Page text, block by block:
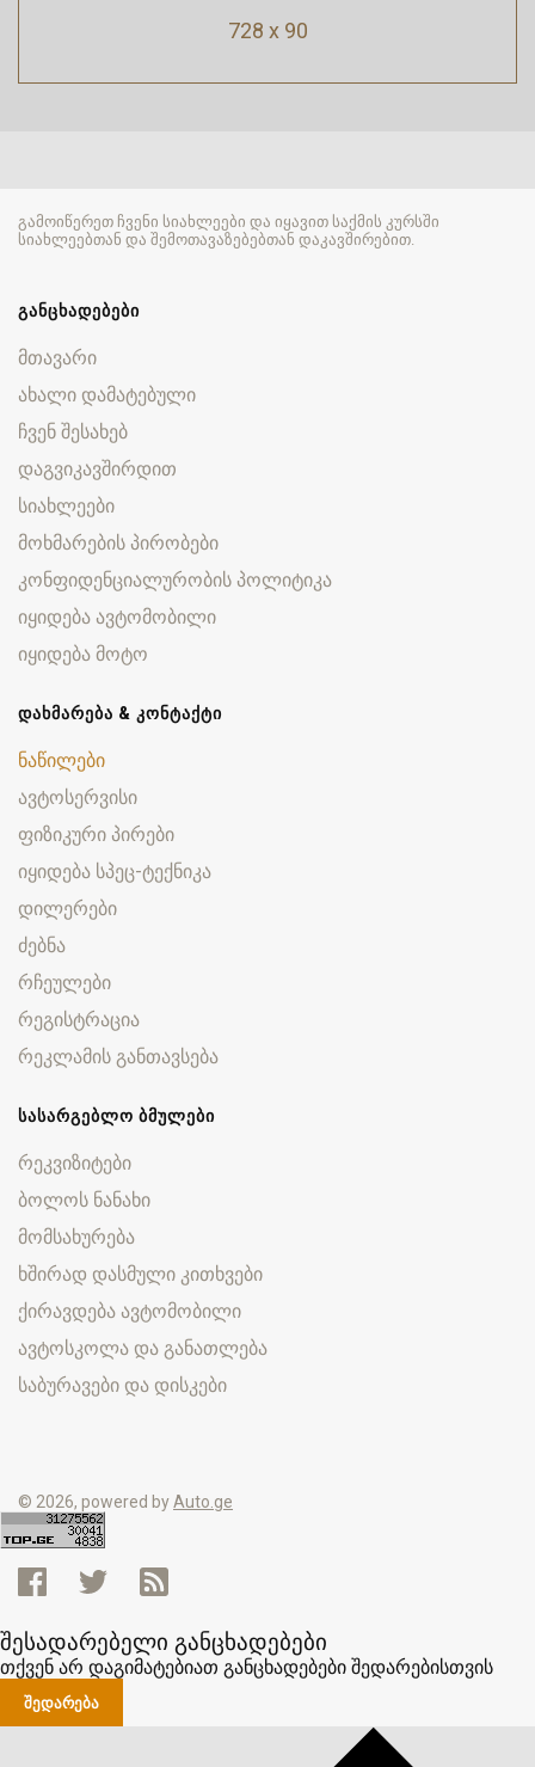
728 x 90
გამოიწერეთ ჩვენი სიახლეები და იყავით საქმის კურსში
სიახლეებთან და შემოთავაზებებთან დაკავშირებით.
ᲒᲐᲜᲪᲮᲐᲓᲔᲑᲔᲑᲘ
მთავარი
ახალი დამატებული
ჩვენ შესახებ
დაგვიკავშირდით
სიახლეები
მოხმარების პირობები
კონფიდენციალურობის პოლიტიკა
იყიდება ავტომობილი
იყიდება მოტო
ᲓᲐᲮᲛᲐᲠᲔᲑᲐ & ᲙᲝᲜᲢᲐᲥᲢᲘ
ნაწილები
ავტოსერვისი
ფიზიკური პირები
იყიდება სპეც-ტექნიკა
დილერები
ძებნა
რჩეულები
რეგისტრაცია
რეკლამის განთავსება
ᲡᲐᲡᲐᲠᲒᲔᲑᲚᲝ ᲑᲛᲣᲚᲔᲑᲘ
რეკვიზიტები
ბოლოს ნანახი
მომსახურება
ხშირად დასმული კითხვები
ქირავდება ავტომობილი
ავტოსკოლა და განათლება
საბურავები და დისკები
© 2026, powered byAuto.ge
შესადარებელი განცხადებები
თქვენ არ დაგიმატებიათ განცხადებები შედარებისთვის
ᲨᲔᲓᲐᲠᲔᲑᲐ